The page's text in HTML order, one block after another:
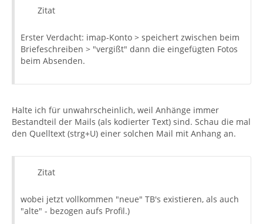
Zitat
Erster Verdacht: imap-Konto > speichert zwischen beim
Briefeschreiben > "vergißt" dann die eingefügten Fotos
beim Absenden.
Halte ich für unwahrscheinlich, weil Anhänge immer
Bestandteil der Mails (als kodierter Text) sind. Schau die mal
den Quelltext (strg+U) einer solchen Mail mit Anhang an.
Zitat
wobei jetzt vollkommen "neue" TB's existieren, als auch
"alte" - bezogen aufs Profil.)